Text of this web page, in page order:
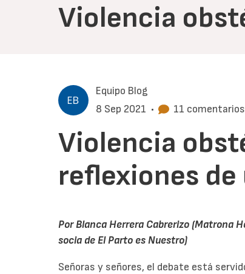
Violencia
Equipo Blog
8 Sep 2021 • 11 comentarios
Violencia
reflexiones
Por Blanca Herrera Cabrerizo (Matrona
socia de El Parto es Nuestro)
Señoras y señores, el debate está